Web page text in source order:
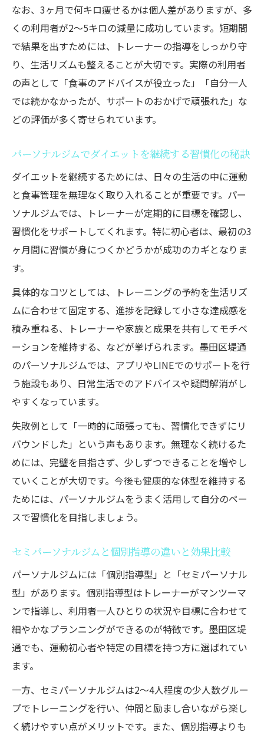
なお、3ヶ月で何キロ痩せるかは個人差がありますが、多
くの利用者が2〜5キロの減量に成功しています。短期間
で結果を出すためには、トレーナーの指導をしっかり守
り、生活リズムも整えることが大切です。実際の利用者
の声として「食事のアドバイスが役立った」「自分一人
では続かなかったが、サポートのおかげで頑張れた」な
どの評価が多く寄せられています。
パーソナルジムでダイエットを継続する習慣化の秘訣
ダイエットを継続するためには、日々の生活の中に運動
と食事管理を無理なく取り入れることが重要です。パー
ソナルジムでは、トレーナーが定期的に目標を確認し、
習慣化をサポートしてくれます。特に初心者は、最初の3
ヶ月間に習慣が身につくかどうかが成功のカギとなりま
す。
具体的なコツとしては、トレーニングの予約を生活リズ
ムに合わせて固定する、進捗を記録して小さな達成感を
積み重ねる、トレーナーや家族と成果を共有してモチベ
ーションを維持する、などが挙げられます。墨田区堤通
のパーソナルジムでは、アプリやLINEでのサポートを行
う施設もあり、日常生活でのアドバイスや疑問解消がし
やすくなっています。
失敗例として「一時的に頑張っても、習慣化できずにリ
バウンドした」という声もあります。無理なく続けるた
めには、完璧を目指さず、少しずつできることを増やし
ていくことが大切です。今後も健康的な体型を維持する
ためには、パーソナルジムをうまく活用して自分のペー
スで習慣化を目指しましょう。
セミパーソナルジムと個別指導の違いと効果比較
パーソナルジムには「個別指導型」と「セミパーソナル
型」があります。個別指導型はトレーナーがマンツーマ
ンで指導し、利用者一人ひとりの状況や目標に合わせて
細やかなプランニングができるのが特徴です。墨田区堤
通でも、運動初心者や特定の目標を持つ方に選ばれてい
ます。
一方、セミパーソナルジムは2～4人程度の少人数グルー
プでトレーニングを行い、仲間と励まし合いながら楽し
く続けやすい点がメリットです。また、個別指導よりも